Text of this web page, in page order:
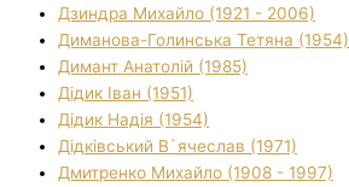
Дзиндра Михайло (1921 - 2006)
Диманова-Голинська Тетяна (1954)
Димант Анатолій (1985)
Дідик Іван (1951)
Дідик Надія (1954)
Дідківський В`ячеслав (1971)
Дмитренко Михайло (1908 - 1997)